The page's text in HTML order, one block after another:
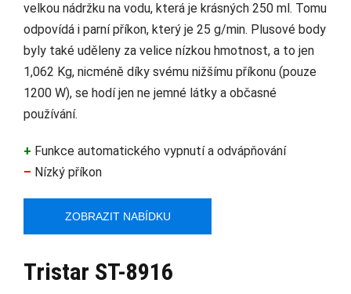
velkou nádržku na vodu, která je krásných 250 ml. Tomu
odpovídá i parní příkon, který je 25 g/min. Plusové body
byly také uděleny za velice nízkou hmotnost, a to jen
1,062 Kg, nicméně díky svému nižšímu příkonu (pouze
1200 W), se hodí jen ne jemné látky a občasné
používání.
+ Funkce automatického vypnutí a odvápňování
– Nízký příkon
ZOBRAZIT NABÍDKU
Tristar ST-8916